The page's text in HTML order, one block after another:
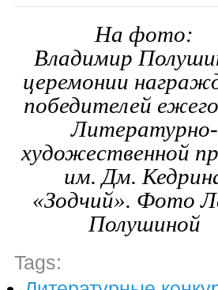
На фото:
Владимир
церемонии
победителей
Литературно-
художественной
им. Дм.
«Зодчий». Фото
Полушиной
Tags: